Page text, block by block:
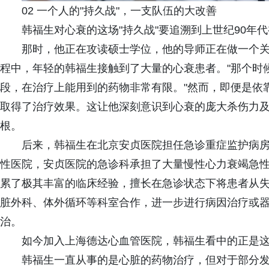
02 一个人的"持久战"，一支队伍的大改善
韩福生对心衰的这场"持久战"要追溯到上世纪90年
那时，他正在攻读硕士学位，他的导师正在做一个
程中，年轻的韩福生接触到了大量的心衰患者。"那个
段，在治疗上能用到的药物非常有限。"然而，即便是
取得了治疗效果。这让他深刻意识到心衰的庞大杀伤力
根。
后来，韩福生在北京安贞医院担任急诊重症监护病
性医院，安贞医院的急诊科承担了大量慢性心力衰竭急
累了极其丰富的临床经验，擅长在急诊状态下将患者从
脏外科、体外循环等科室合作，进一步进行病因治疗或
治。
如今加入上海德达心血管医院，韩福生看中的正是
韩福生一直从事的是心脏的药物治疗，但对于部分